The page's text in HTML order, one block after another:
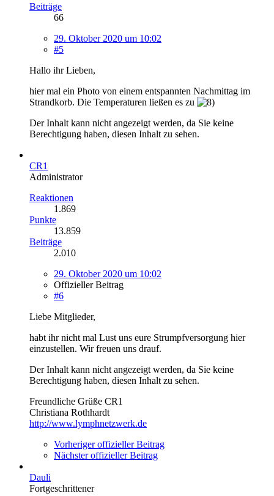
Beiträge
66
29. Oktober 2020 um 10:02
#5
Hallo ihr Lieben,
hier mal ein Photo von einem entspannten Nachmittag im
Strandkorb. Die Temperaturen ließen es zu
Der Inhalt kann nicht angezeigt werden, da Sie keine
Berechtigung haben, diesen Inhalt zu sehen.
CR1
Administrator
Reaktionen
1.869
Punkte
13.859
Beiträge
2.010
29. Oktober 2020 um 10:02
Offizieller Beitrag
#6
Liebe Mitglieder,
habt ihr nicht mal Lust uns eure Strumpfversorgung hier
einzustellen. Wir freuen uns drauf.
Der Inhalt kann nicht angezeigt werden, da Sie keine
Berechtigung haben, diesen Inhalt zu sehen.
Freundliche Grüße CR1
Christiana Rothhardt
http://www.lymphnetzwerk.de
Vorheriger offizieller Beitrag
Nächster offizieller Beitrag
Dauli
Fortgeschrittener